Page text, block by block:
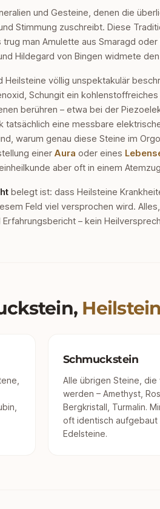
und Gesteine, denen die
Stimmung zuschreibt. Diese
trug man Amulette aus Smaragd
Hildegard von Bingen widmete
Heilsteine völlig unspektakulär
Schungit ein
berühren – etwa bei der
tatsächlich eine messbare
warum genau diese Steine im
einer Aura oder eines
aber oft in einem
belegt ist: dass Heilsteine
Feld viel versprochen wird.
– kein
Heilstein
Schmuckstein
Alle übrigen Steine,
werden – Amethyst,
Bergkristall, Turmalin.
oft identisch aufgebaut
Edelsteine.